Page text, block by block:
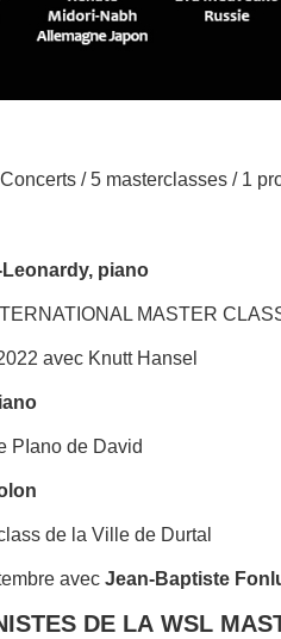
/ 5 masterclasses / 1
piano
MASTER
avec Knutt Hansel
PIano de David
de la Ville de Durtal
avec Jean-Baptiste
DE LA WSL